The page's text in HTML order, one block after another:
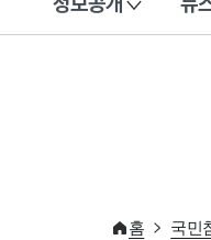
이 누리집은 대한민국 공
홈 국민